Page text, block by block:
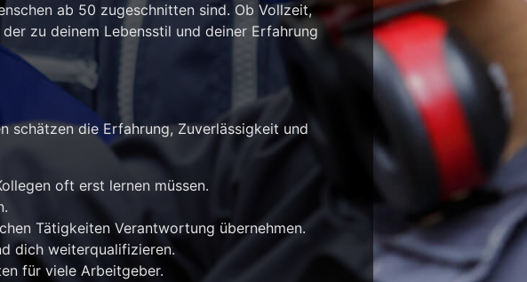
ab 50 zugeschnitten sind. Ob Vollzeit,
zu deinem Lebensstil und deiner Erfahrung
schätzen die Erfahrung, Zuverlässigkeit und
oft erst lernen müssen.
Tätigkeiten Verantwortung übernehmen.
dich weiterqualifizieren.
für viele Arbeitgeber.